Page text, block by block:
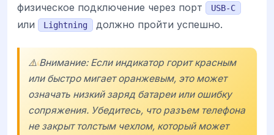
физическое подключение через порт
USB-C
или Lightning должно пройти успешно.
⚠️ Внимание: Если индикатор горит красным
или быстро мигает оранжевым, это может
означать низкий заряд батареи или ошибку
сопряжения. Убедитесь, что разъем телефона
не закрыт толстым чехлом, который может